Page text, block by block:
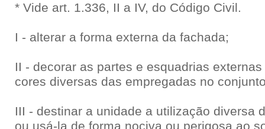
* Vide art. 1.336, II a IV, do Código Civil.
I - alterar a forma externa da fachada;
II - decorar as partes e esquadrias
cores diversas das empregadas no
III - destinar a unidade a utilização diversa
ou usá-la de forma nociva ou perigosa ao